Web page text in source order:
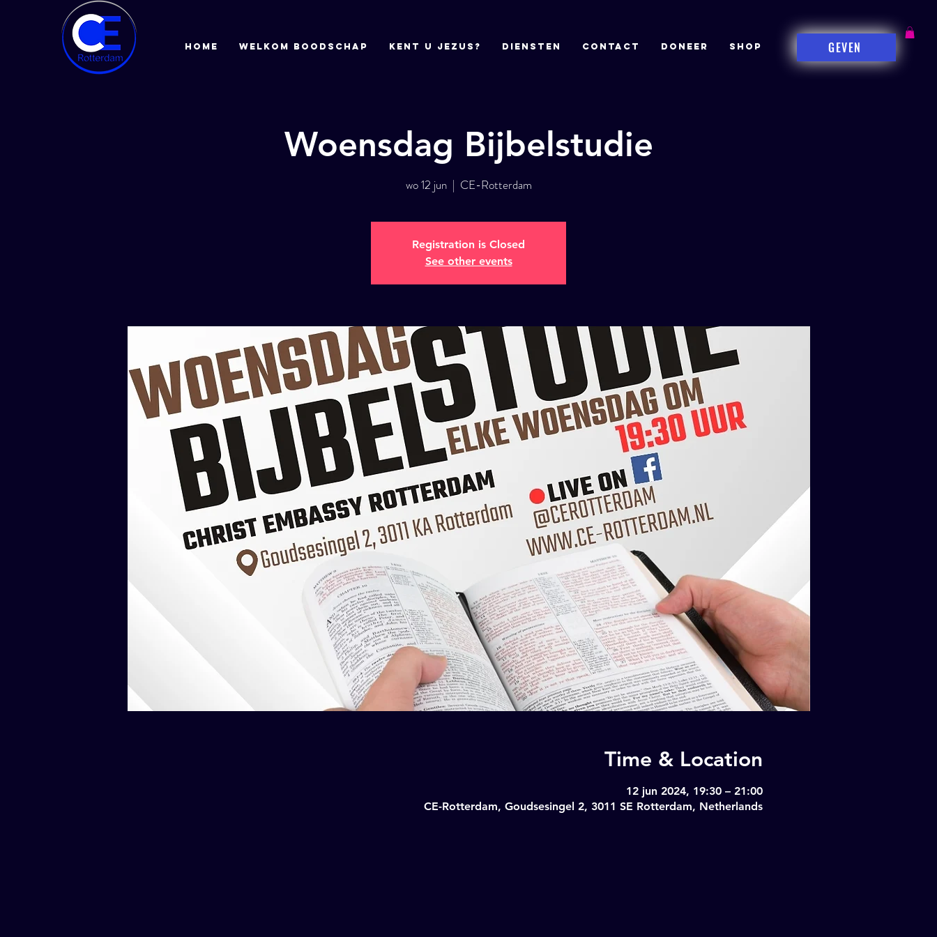
HOME Welkom boodschap Kent u Jezus? DIENSTEN CONTACT DONEER Shop GEVEN
Woensdag Bijbelstudie
wo 12 jun
  |
CE-Rotterdam
Registration is Closed
See other events
Time & Location
12 jun 2024, 19:30 – 21:00
CE-Rotterdam, Goudsesingel 2, 3011 SE Rotterdam, Netherlands